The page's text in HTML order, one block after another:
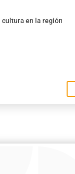
cultura en la región